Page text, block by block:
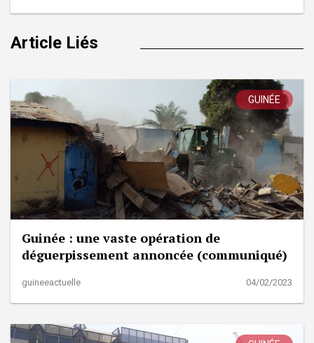
Article Liés
GUINÉE
Guinée : une vaste opération de
déguerpissement annoncée (communiqué)
guineeactuelle 04/02/2023